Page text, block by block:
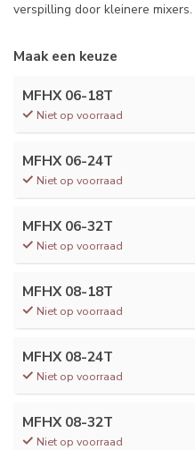
verspilling door kleinere mixers.
Maak een keuze
MFHX 06-18T
Niet op voorraad
MFHX 06-24T
Niet op voorraad
MFHX 06-32T
Niet op voorraad
MFHX 08-18T
Niet op voorraad
MFHX 08-24T
Niet op voorraad
MFHX 08-32T
Niet op voorraad